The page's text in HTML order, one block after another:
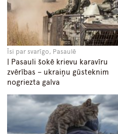
Īsi par svarīgo, Pasaulē
| Pasauli šokē krievu karavīru
zvērības – ukraiņu gūsteknim
nogriezta galva